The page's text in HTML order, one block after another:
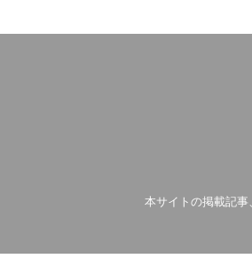
本サイトの掲載記